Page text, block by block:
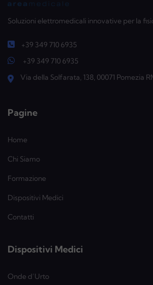
Soluzioni elettromedicali innovative per la
+39 349 710 6935
+39 349 710 6935
Via della Solfarata, 138, 00071 Pomezia
Pagine
Home
Chi Siamo
Formazione
Dispositivi Medici
Contatti
Dispositivi Medici
Onde d’Urto